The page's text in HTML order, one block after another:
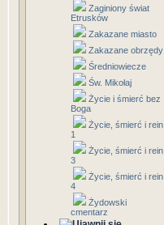
Zaginiony świat
Etrusków
Zakazane miasto
Zakazane obrzędy
Średniowiecze
Św. Mikołaj
Życie i śmierć bez
Boga
Życie, śmierć i rein
1
Życie, śmierć i rein
3
Życie, śmierć i rein
4
Żydowski
cmentarz